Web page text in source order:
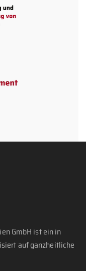
GmbH ist ein in
auf ganzheitliche